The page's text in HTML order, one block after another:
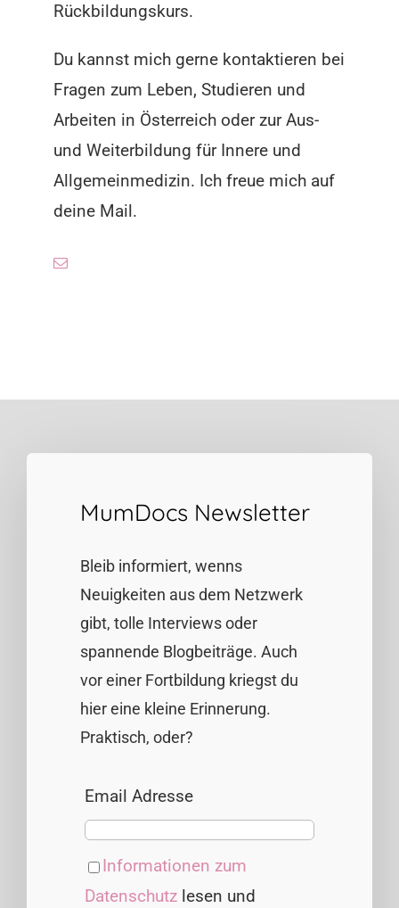
Rückbildungskurs.
Du kannst mich gerne kontaktieren bei
Fragen zum Leben, Studieren und
Arbeiten in Österreich oder zur Aus-
und Weiterbildung für Innere und
Allgemeinmedizin. Ich freue mich auf
deine Mail.
MumDocs Newsletter
Bleib informiert, wenns
Neuigkeiten aus dem Netzwerk
gibt, tolle Interviews oder
spannende Blogbeiträge. Auch
vor einer Fortbildung kriegst du
hier eine kleine Erinnerung.
Praktisch, oder?
Email Adresse
Informationen zum
Datenschutz lesen und